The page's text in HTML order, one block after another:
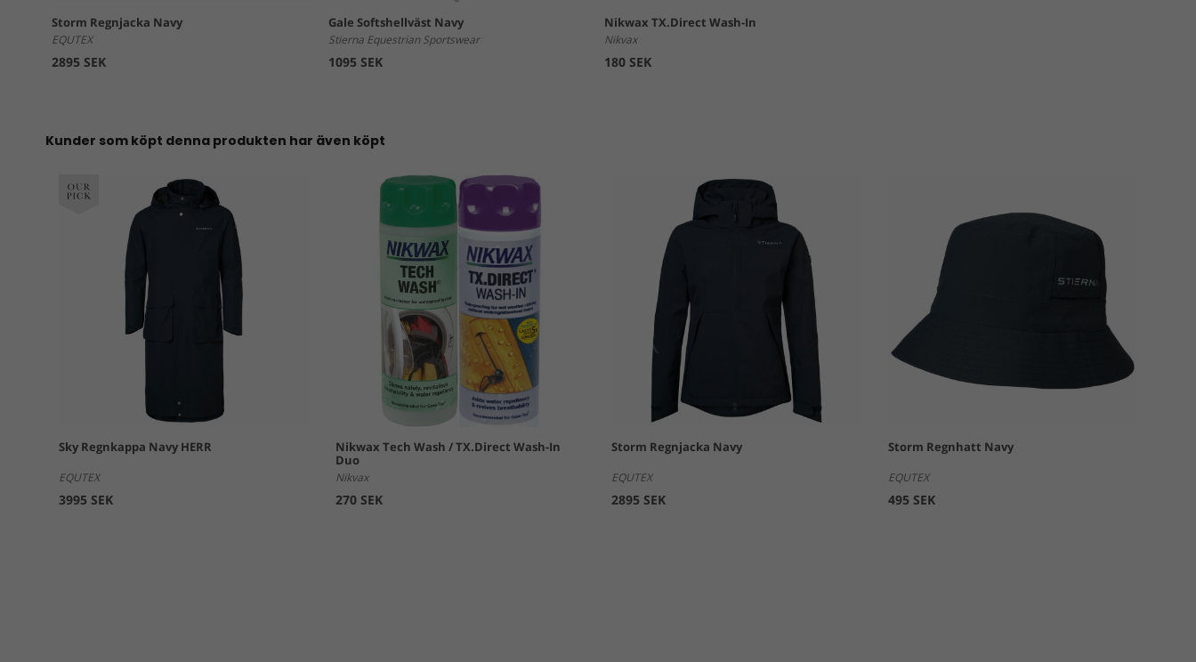
Storm Regnjacka Navy
EQUTEX
2895 SEK
Gale Softshellväst Navy
Stierna Equestrian Sportswear
1095 SEK
Nikwax TX.Direct Wash-In
Nikvax
180 SEK
Kunder som köpt denna produkten har även köpt
Sky Regnkappa Navy HERR
EQUTEX
3995 SEK
Nikwax Tech Wash / TX.Direct Wash-In
Duo
Nikvax
270 SEK
Storm Regnjacka Navy
EQUTEX
2895 SEK
Storm Regnhatt Navy
EQUTEX
495 SEK